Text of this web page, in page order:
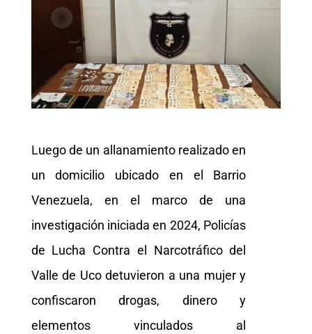
Luego de un allanamiento realizado en
un domicilio ubicado en el Barrio
Venezuela, en el marco de una
investigación iniciada en 2024, Policías
de Lucha Contra el Narcotráfico del
Valle de Uco detuvieron a una mujer y
confiscaron drogas, dinero y
elementos vinculados al